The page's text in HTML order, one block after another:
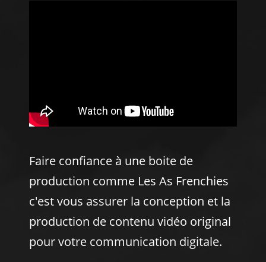
nouvelle année
Faire confiance à une boite de
production comme Les As Frenchies
c'est vous assurer la conception et la
production de contenu vidéo original
pour votre communication digitale.